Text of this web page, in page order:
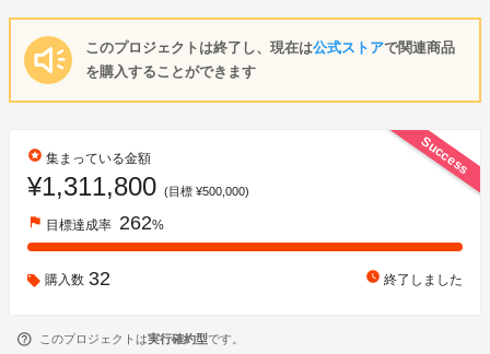
このプロジェクトは終了し、現在は公式ストアで関連商品
を購入することができます
Success
stars 集まっている金額
¥1,311,800 (目標 ¥500,000)
flag 目標達成率 262%
購入数 32 watch_later 終了しました
このプロジェクトは実行確約型です。